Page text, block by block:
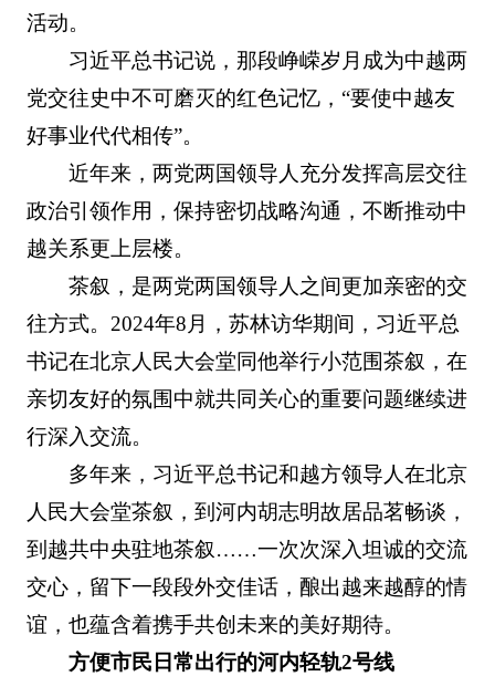
活动。
习近平总书记说，那段峥嵘岁月成为中越两
党交往史中不可磨灭的红色记忆，“要使中越友
好事业代代相传”。
近年来，两党两国领导人充分发挥高层交往
政治引领作用，保持密切战略沟通，不断推动中
越关系更上层楼。
茶叙，是两党两国领导人之间更加亲密的交
往方式。2024年8月，苏林访华期间，习近平总
书记在北京人民大会堂同他举行小范围茶叙，在
亲切友好的氛围中就共同关心的重要问题继续进
行深入交流。
多年来，习近平总书记和越方领导人在北京
人民大会堂茶叙，到河内胡志明故居品茗畅谈，
到越共中央驻地茶叙……一次次深入坦诚的交流
交心，留下一段段外交佳话，酿出越来越醇的情
谊，也蕴含着携手共创未来的美好期待。
方便市民日常出行的河内轻轨2号线